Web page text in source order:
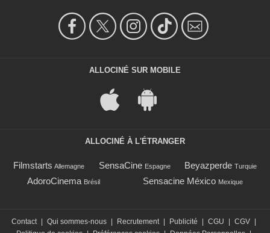
ALLOCINÉ SUR MOBILE
ALLOCINÉ À L'ÉTRANGER
Filmstarts Allemagne SensaCine Espagne Beyazperde Turquie
AdoroCinema Brésil Sensacine México Mexique
Contact Qui sommes-nous Recrutement Publicité CGU CGV